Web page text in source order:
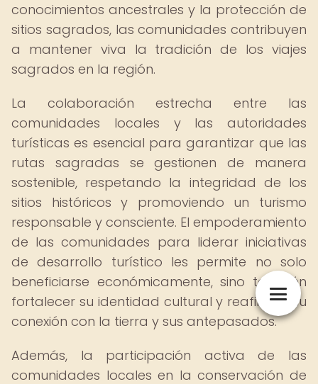
conocimientos ancestrales y la protección de
sitios sagrados, las comunidades contribuyen
a mantener viva la tradición de los viajes
sagrados en la región.
La colaboración estrecha entre las
comunidades locales y las autoridades
turísticas es esencial para garantizar que las
rutas sagradas se gestionen de manera
sostenible, respetando la integridad de los
sitios históricos y promoviendo un turismo
responsable y consciente. El empoderamiento
de las comunidades para liderar iniciativas
de desarrollo turístico les permite no solo
beneficiarse económicamente, sino también
fortalecer su identidad cultural y reafirmar su
conexión con la tierra y sus antepasados.
Además, la participación activa de las
comunidades locales en la conservación de